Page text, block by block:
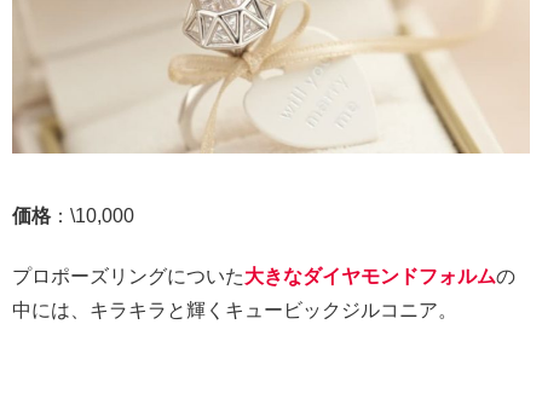
価格 ：\10,000
プロポーズリングについた大きなダイヤモンドフォルムの
中には、キラキラと輝くキュービックジルコニア。